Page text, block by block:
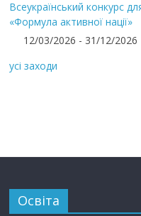
Всеукраїнський конкурс
«Формула активної нації»
12/03/2026 - 31/12/2026
усі заходи
Освіта